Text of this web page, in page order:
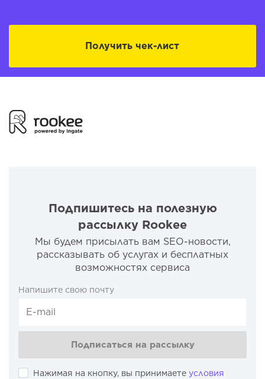
Получить чек-лист
Подпишитесь на полезную
рассылку Rookee
Мы будем присылать вам SEO-новости,
рассказывать об услугах и бесплатных
возможностях сервиса
Напишите свою почту
Подписаться на рассылку
Нажимая на кнопку, вы принимаете условия